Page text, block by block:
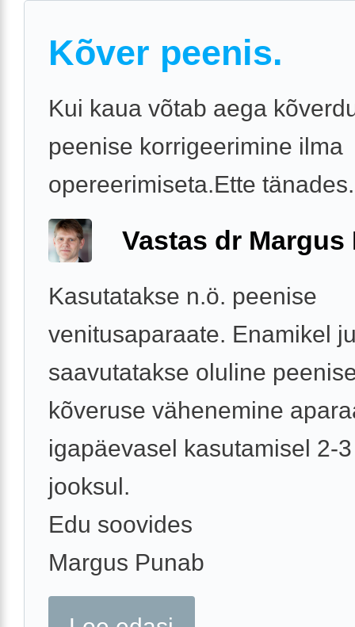
Kõver peenis.
Kui kaua võtab aega
peenise korrigeerimine ilma
opereerimiseta.Ette tänades.
Vastas dr Margus
Kasutatakse n.ö. peenise
venitusaparaate. Enamikel
saavutatakse oluline
kõveruse vähenemine
igapäevasel kasutamisel 2-
jooksul.
Edu soovides
Margus Punab